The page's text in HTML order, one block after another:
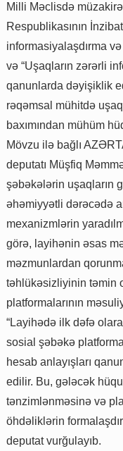
Milli Məclisdə
Respublikasının
informasiyalaşdırma
və “Uşaqların zərərli
qanunlarda dəyişiklik
rəqəmsal mühitdə
baxımından mühüm
Mövzu ilə bağlı
deputatı Müşfiq
şəbəkələrin uşaqların
əhəmiyyətli dərəcədə
mexanizmlərin
görə, layihənin əsas
məzmunlardan
təhlükəsizliyinin təmin
platformalarının
“Layihədə ilk dəfə
sosial şəbəkə
hesab anlayışları
edilir. Bu, gələcək
tənzimlənməsinə və
öhdəliklərin
deputat vurğulayıb.